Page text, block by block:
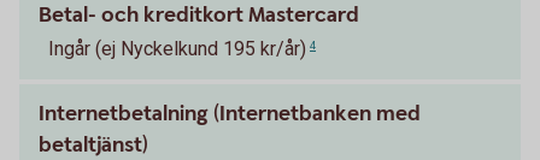
Betal- och kreditkort Mastercard
Ingår (ej Nyckelkund 195 kr/år) 4
Internetbetalning (Internetbanken med
betaltjänst)